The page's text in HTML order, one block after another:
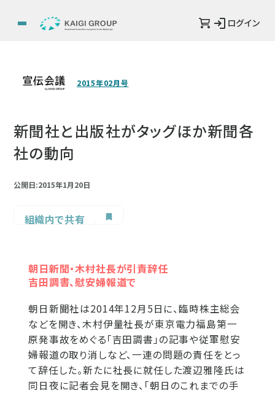
ログイン
2015年02月号
新聞社と出版社がタッグほか新聞各
社の動向
公開日:2015年1月20日
組織内で共有
朝日新聞・木村社長が引責辞任
吉田調書、慰安婦報道で
朝日新聞社は2014年12月5日に、臨時株主総会
などを開き、木村伊量社長が東京電力福島第一
原発事故をめぐる「吉田調書」の記事や従軍慰安
婦報道の取り消しなど、一連の問題の責任をとっ
て辞任した。新たに社長に就任した渡辺雅隆氏は
同日夜に記者会見を開き、「朝日のこれまでの手